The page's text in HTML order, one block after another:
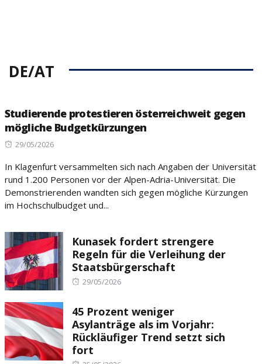
DE/AT
Studierende protestieren österreichweit gegen
mögliche Budgetkürzungen
Posted
29/05/2026
In Klagenfurt versammelten sich nach Angaben der Universität
rund 1.200 Personen vor der Alpen-Adria-Universität. Die
Demonstrierenden wandten sich gegen mögliche Kürzungen
im Hochschulbudget und...
Kunasek fordert strengere
Regeln für die Verleihung der
Staatsbürgerschaft
Posted
29/05/2026
45 Prozent weniger
Asylanträge als im Vorjahr:
Rückläufiger Trend setzt sich
fort